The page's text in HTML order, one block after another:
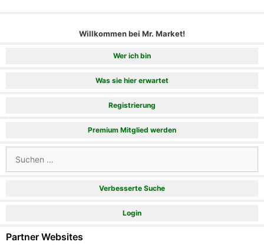
Willkommen bei Mr. Market!
Wer ich bin
Was sie hier erwartet
Registrierung
Premium Mitglied werden
nach:
Verbesserte Suche
Login
Partner Websites